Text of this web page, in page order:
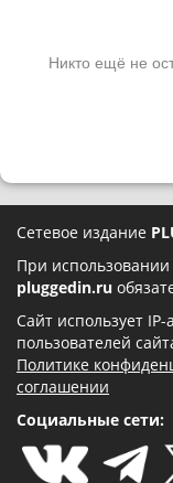
Никто ещё не
Сетевое издание
При
pluggedin.ru
Сайт использует
пользователей
Политике
соглашении
Социальные сети: